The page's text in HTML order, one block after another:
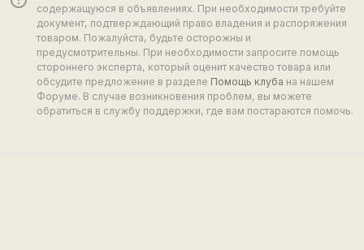
содержащуюся в объявлениях. При необходимости требуйте
документ, подтверждающий право владения и распоряжения
товаром. Пожалуйста, будьте осторожны и
предусмотрительны. При необходимости запросите помощь
стороннего эксперта, который оценит качество товара или
обсудите предложение в разделе Помощь клуба на нашем
Форуме. В случае возникновения проблем, вы можете
обратиться в службу поддержки, где вам постараются помочь.